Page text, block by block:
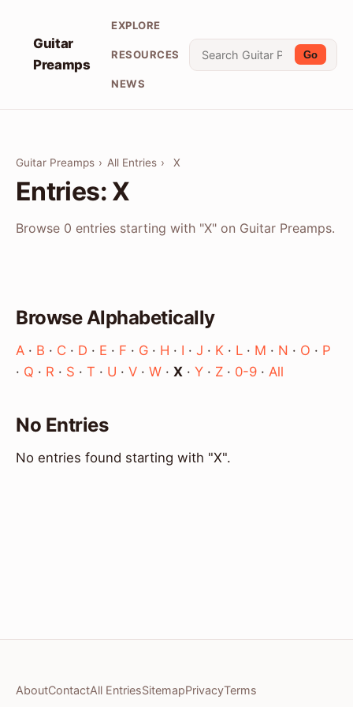
Guitar
Preamps
EXPLORE
RESOURCES
NEWS
Go
Guitar Preamps › All Entries › X
Entries: X
Browse 0 entries starting with "X" on Guitar Preamps.
Browse Alphabetically
A · B · C · D · E · F · G · H · I · J · K · L · M · N · O · P
· Q · R · S · T · U · V · W · X · Y · Z · 0-9 · All
No Entries
No entries found starting with "X".
AboutContactAll EntriesSitemapPrivacyTerms